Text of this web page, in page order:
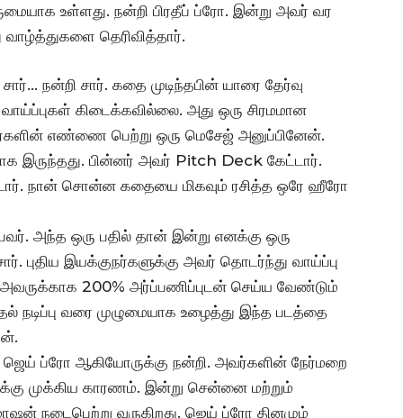
உள்ளது. நன்றி பிரதீப் ப்ரோ. இன்று அவர் வர
தெரிவித்தார்.
நன்றி சார். கதை முடிந்தபின் யாரை தேர்வு
கிடைக்கவில்லை. அது ஒரு சிரமமான
எண்ணை பெற்று ஒரு மெசேஜ் அனுப்பினேன்.
இருந்தது. பின்னர் அவர் Pitch Deck கேட்டார்.
நான் சொன்ன கதையை மிகவும் ரசித்த ஒரே ஹீரோ
அந்த ஒரு பதில் தான் இன்று எனக்கு ஒரு
புதிய இயக்குநர்களுக்கு அவர் தொடர்ந்து வாய்ப்பு
200% அர்ப்பணிப்புடன் செய்ய வேண்டும்
நடிப்பு வரை முழுமையாக உழைத்து இந்த படத்தை
ப்ரோ ஆகியோருக்கு நன்றி. அவர்களின் நேர்மறை
முக்கிய காரணம். இன்று சென்னை மற்றும்
நடைபெற்று வருகிறது. ஜெய் ப்ரோ தினமும்